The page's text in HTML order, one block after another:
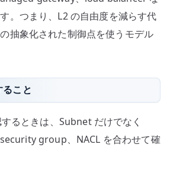
。つまり、L2 の自由度を減らす代
抽象化された制御点を使うモデル
ること
るときは、Subnet だけでなく
group、NACL を合わせて確